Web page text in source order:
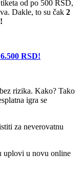
od po 500 RSD,
Dakle, to su čak 2
RSD!
rizika. Kako? Tako
igra se
za neverovatnu
uplovi u novu online